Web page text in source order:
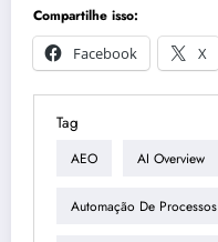
Compartilhe isso:
Facebook
X
Tag
AEO AI Overview
Automação De Processos